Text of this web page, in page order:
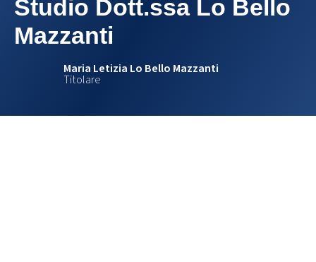
Studio Dott.ssa Lo Bello
Mazzanti
Maria Letizia Lo Bello Mazzanti
Titolare